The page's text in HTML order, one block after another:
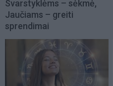
Svarstyklėms – sėkmė,
Jaučiams – greiti
sprendimai